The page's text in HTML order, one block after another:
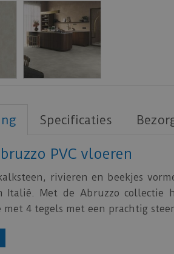
Specificaties
PVC vloeren
rivieren en beekjes
Italië. Met de Abruzzo collectie
met 4 tegels met een prachtig
de Abruzzo zijn 91,44 x 45,72 cm,